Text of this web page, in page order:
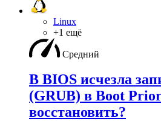
Linux
+1 ещё
Средний
В BIOS исчезла
(GRUB) в Boot
восстановить?